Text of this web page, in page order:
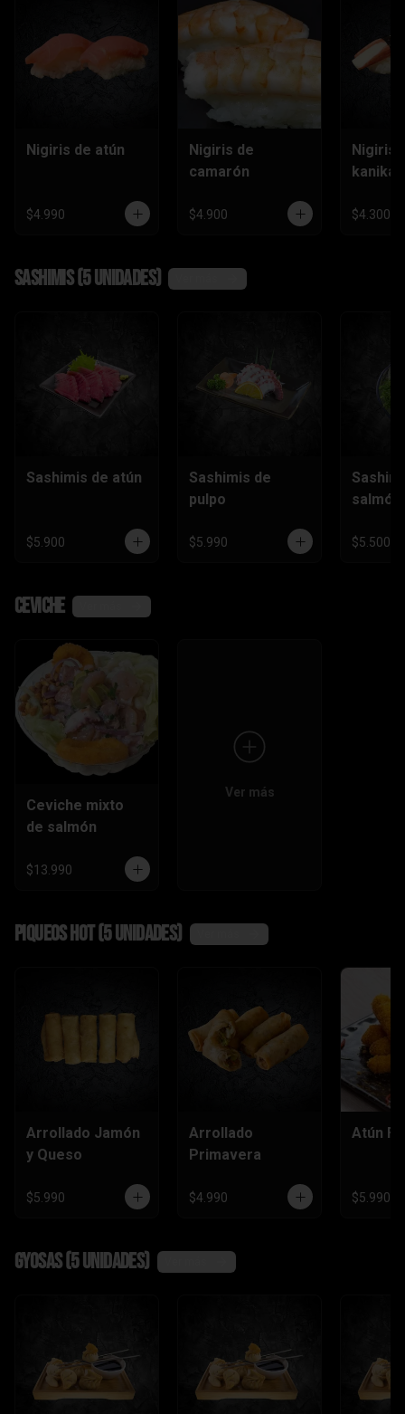
Nigiris de atún
$4.990
Nigiris de
camarón
$4.900
Nigiris
$4.300
Sashimis (5 unidades)
Sashimis de atún
$5.900
Sashimis de
pulpo
$5.990
salmón
$5.500
Ceviche
Ceviche mixto
de salmón
$13.990
Ver más
Piqueos hot (5 unidades)
Arrollado Jamón
y Queso
$5.990
Arrollado
Primavera
$4.990
Atún
$5.990
Gyosas (5 unidades)